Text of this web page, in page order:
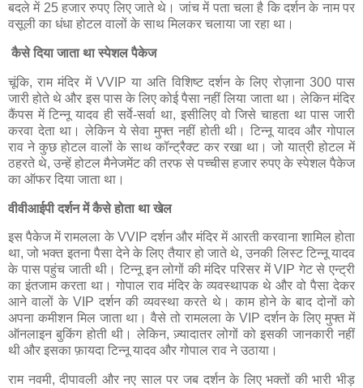
बदले में 25 हजार रुपए लिए जाते थे। जांच में पता चला है कि दर्शन के नाम पर
वसूली का धंधा होटल वालों के साथ मिलकर चलाया जा रहा था।
कैसे दिया जाता था स्पेशल पैकेज
चूंकि, राम मंदिर में VVIP या अति विशिष्ट दर्शन के लिए रोज़ाना 300 पास
जारी होते थे और इस पास के लिए कोई पैसा नहीं लिया जाता था। लेकिन मंदिर
कैंपस में टिन्नू यादव ही सर्वे-सर्वा था, इसीलिए वो जिसे चाहता था पास जारी
करवा देता था। लेकिन ये सेवा मुफ्त नहीं होती थी। टिन्नू यादव और गोपाल
राव ने कुछ होटल वालों के साथ कॉन्ट्रैक्ट कर रखा था। जो यात्री होटल में
ठहरते थे, उन्हें होटल मैनेजमेंट की तरफ से पच्चीस हजार रुपए के स्पेशल पैकेज
का ऑफर दिया जाता था।
वीवीआईपी दर्शन में कैसे होता था खेल
इस पैकेज में रामलला के VVIP दर्शन और मंदिर में आरती करवाना शामिल होता
था, जो भक्त इतना पैसा देने के लिए तैयार हो जाते थे, उनकी लिस्ट टिन्नू यादव
के पास पहुंच जाती थी। टिन्नू इन लोगों की मंदिर परिसर में VIP गेट से एन्ट्री
का इंतजाम करता था। गोपाल राव मंदिर के व्यवस्थापक थे और वो पैसा देकर
आने वालों के VIP दर्शन की व्यवस्था करते थे। काम होने के बाद दोनों को
अपना कमीशन मिल जाता था। वैसे तो रामलला के VIP दर्शन के लिए मुफ्त में
ऑनलाइन बुकिंग होती थी। लेकिन, ज़्यादातर लोगों को इसकी जानकारी नहीं
थी और इसका फ़ायदा टिन्नू यादव और गोपाल राव ने उठाया।
राम नवमी, दीपावली और नए साल पर जब दर्शन के लिए भक्तों की भारी भीड़